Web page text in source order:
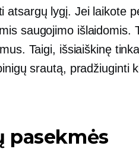
atsargų lygį. Jei laikote
saugojimo išlaidomis.
Taigi, išsiaiškinę
srautą, pradžiuginti
pasekmės